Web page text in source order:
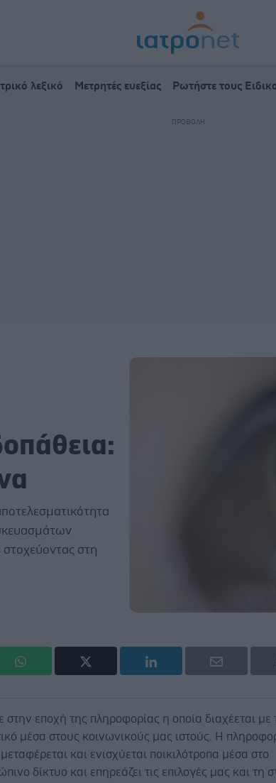
λεξικό Μετρητές ευεξίας Ρωτήστε τους
στοχεύοντας στη
στην εποχή της πληροφορίας η οποία διαχέεται με
μέσα στους κοινωνικούς μας ιστούς. Η
και ενισχύεται ποικιλότροπα μέσα στο
δίκτυο και επηρεάζει τις επιλογές μας και τη